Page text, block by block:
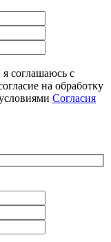
соглашаюсь с
на обработку
Согласия